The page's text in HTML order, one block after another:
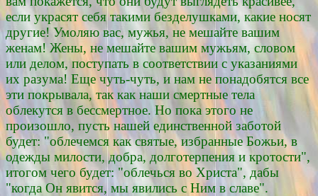
если украсят себя такими безделушками, какие носят
другие! Умоляю вас, мужья, не мешайте вашим
женам! Жены, не мешайте вашим мужьям, словом
или делом, поступать в соответствии с указаниями
их разума! Еще чуть-чуть, и нам не понадобятся все
эти покрывала, так как наши смертные тела
облекутся в бессмертное. Но пока этого не
произошло, пусть нашей единственной заботой
будет: "облечемся как святые, избранные Божьи, в
одежды милости, добра, долготерпения и кротости",
итогом чего будет: "облечься во Христа", дабы
"когда Он явится, мы явились с Ним в славе".